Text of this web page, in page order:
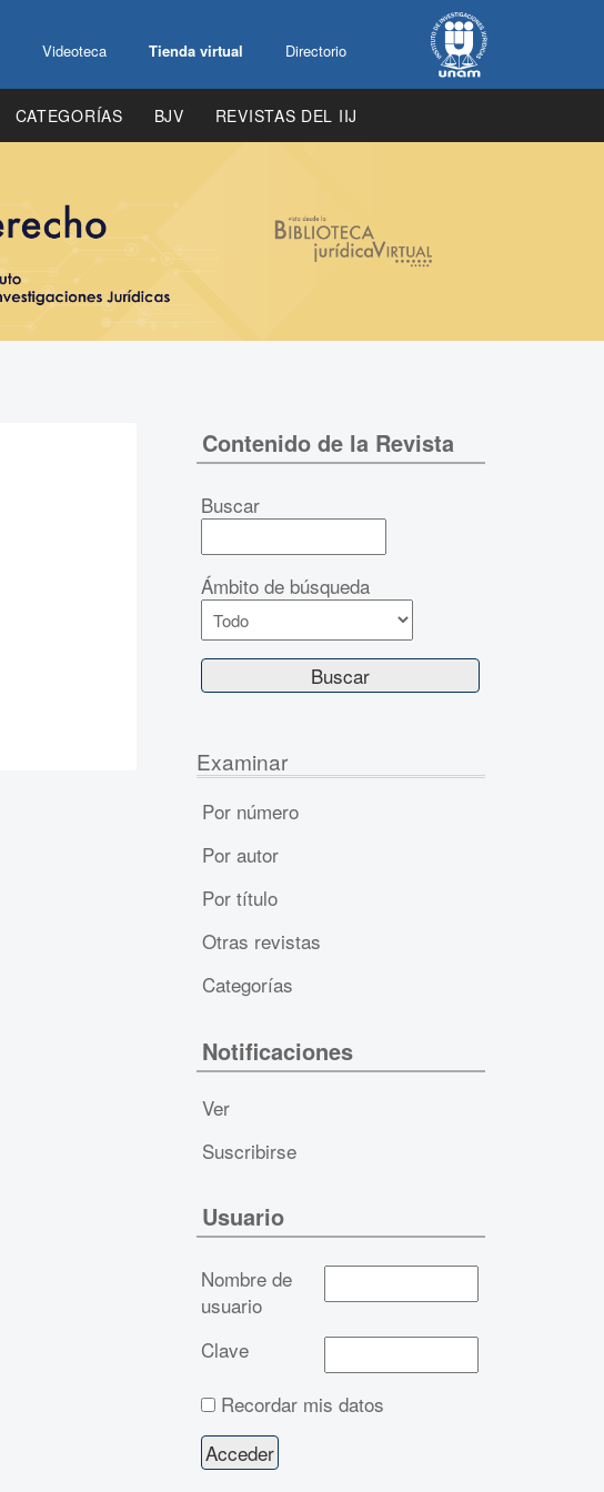
Videoteca Tienda virtual Directorio
CATEGORÍAS BJV REVISTAS DEL IIJ
Contenido de la Revista
Buscar
Ámbito de búsqueda
Examinar
Por número
Por autor
Por título
Otras revistas
Categorías
Notificaciones
Ver
Suscribirse
Usuario
Nombre de
usuario
Clave
Recordar mis datos